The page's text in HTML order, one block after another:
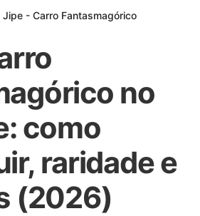
Jipe - Carro Fantasmagórico
no
como
raridade e
(2026)